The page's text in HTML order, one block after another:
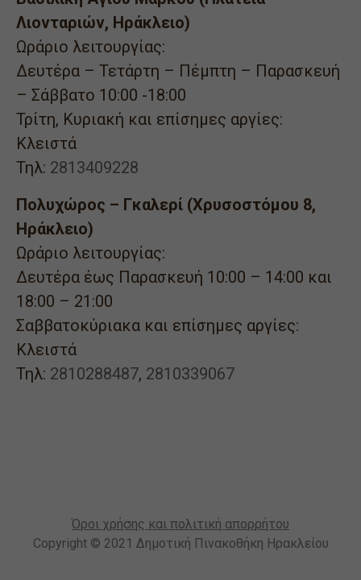
Λιονταριών, Ηράκλειο)
Ωράριο λειτουργίας:
Δευτέρα – Τετάρτη – Πέμπτη – Παρασκευή
– Σάββατο 10:00 -18:00
Τρίτη, Κυριακή και επίσημες αργίες:
Κλειστά
Τηλ: 2813409228
Πολυχώρος – Γκαλερί (Χρυσοστόμου 8,
Ηράκλειο)
Ωράριο λειτουργίας:
Δευτέρα έως Παρασκευή 10:00 – 14:00 και
18:00 – 21:00
Σαββατοκύριακα και επίσημες αργίες:
Κλειστά
Τηλ: 2810288487, 2810339067
Όροι χρήσης και πολιτική απορρήτου
Copyright © 2021 Δημοτική Πινακοθήκη Ηρακλείου